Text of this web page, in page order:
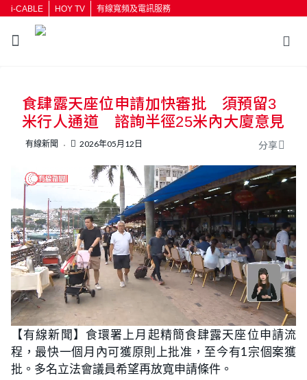
i-CABLE HOY TV 有線寬頻及電訊服務
按輸入鍵開始搜尋
食肆露天座位申請加快審批 須預留3
米行人通道 諮詢半徑25米內大廈意見
有線新聞 2026年05月12日 分享
n
m
u
t
o
a
d
e
d
:
2
【有線新聞】食環署上月起精簡食肆露天座位申請流
程，最快一個月內可獲原則上批准，至今有1宗個案獲
批。多名立法會議員希望再放寬申請條件。